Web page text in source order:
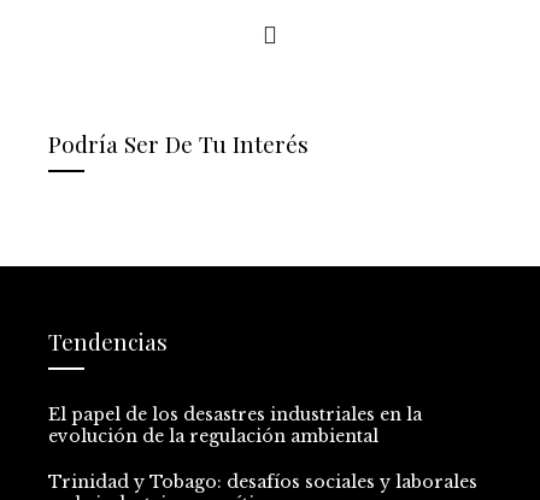
Podría Ser De Tu Interés
Tendencias
El papel de los desastres industriales en la
evolución de la regulación ambiental
Trinidad y Tobago: desafíos sociales y laborales